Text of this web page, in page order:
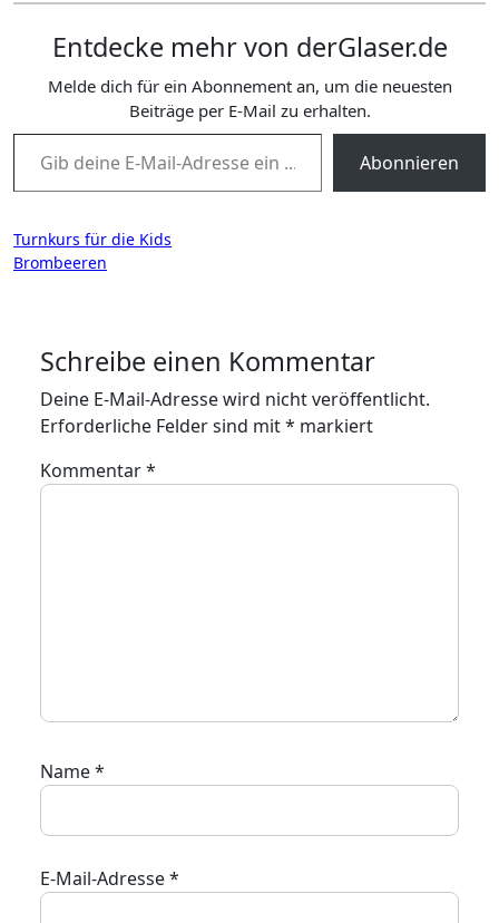
Entdecke mehr von derGlaser.de
Melde dich für ein Abonnement an, um die neuesten
Beiträge per E-Mail zu erhalten.
Gib deine E-Mail-Adresse ein ...
Abonnieren
Beitragsnavigation
Turnkurs für die Kids
Brombeeren
Schreibe einen Kommentar
Deine E-Mail-Adresse wird nicht veröffentlicht.
Erforderliche Felder sind mit* markiert
Kommentar*
Name*
E-Mail-Adresse*